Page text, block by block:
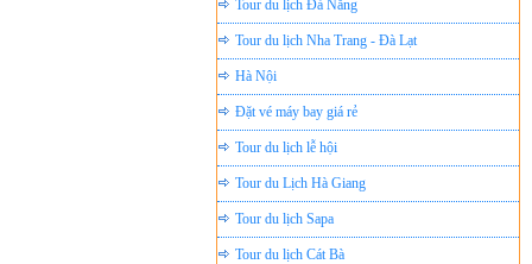
Tour du lịch Nha Trang - Đà Lạt
Hà Nội
Đặt vé máy bay giá rẻ
Tour du lịch lễ hội
Tour du Lịch Hà Giang
Tour du lịch Sapa
Tour du lịch Cát Bà